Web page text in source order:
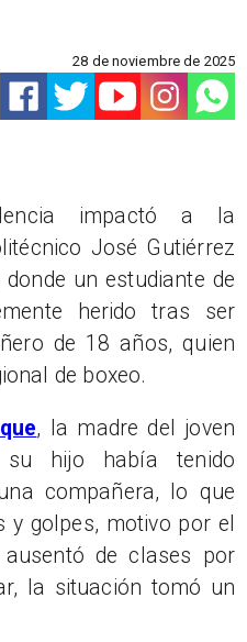
28 de noviembre de 2025
impactó a la
José Gutiérrez
un estudiante de
herido tras ser
de 18 años, quien
de boxeo.
, la madre del joven
su hijo había tenido
compañera, lo que
y golpes, motivo por el
de clases por
la situación tomó un